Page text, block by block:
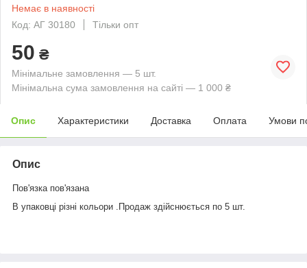
Немає в наявності
Код: АГ 30180
Тільки опт
50 ₴
Мінімальне замовлення — 5 шт.
Мінімальна сума замовлення на сайті — 1 000 ₴
Опис Характеристики Доставка Оплата Умови
Опис
Пов'язка пов'язана
В упаковці різні кольори .Продаж здійснюється по 5 шт.